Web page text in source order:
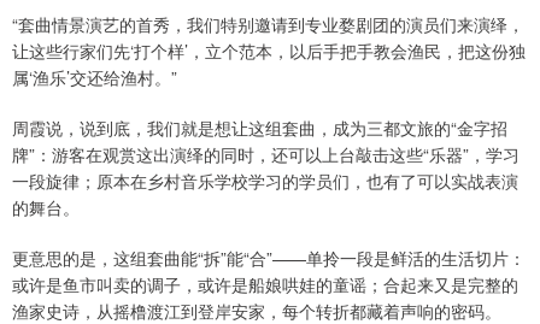
“套曲情景演艺的首秀，我们特别邀请到专业婺剧团的演员们来演绎，
让这些行家们先‘打个样’，立个范本，以后手把手教会渔民，把这份独
属‘渔乐’交还给渔村。”
周霞说，说到底，我们就是想让这组套曲，成为三都文旅的“金字招
牌”：游客在观赏这出演绎的同时，还可以上台敲击这些“乐器”，学习
一段旋律；原本在乡村音乐学校学习的学员们，也有了可以实战表演
的舞台。
更意思的是，这组套曲能“拆”能“合”——单拎一段是鲜活的生活切片：
或许是鱼市叫卖的调子，或许是船娘哄娃的童谣；合起来又是完整的
渔家史诗，从摇橹渡江到登岸安家，每个转折都藏着声响的密码。